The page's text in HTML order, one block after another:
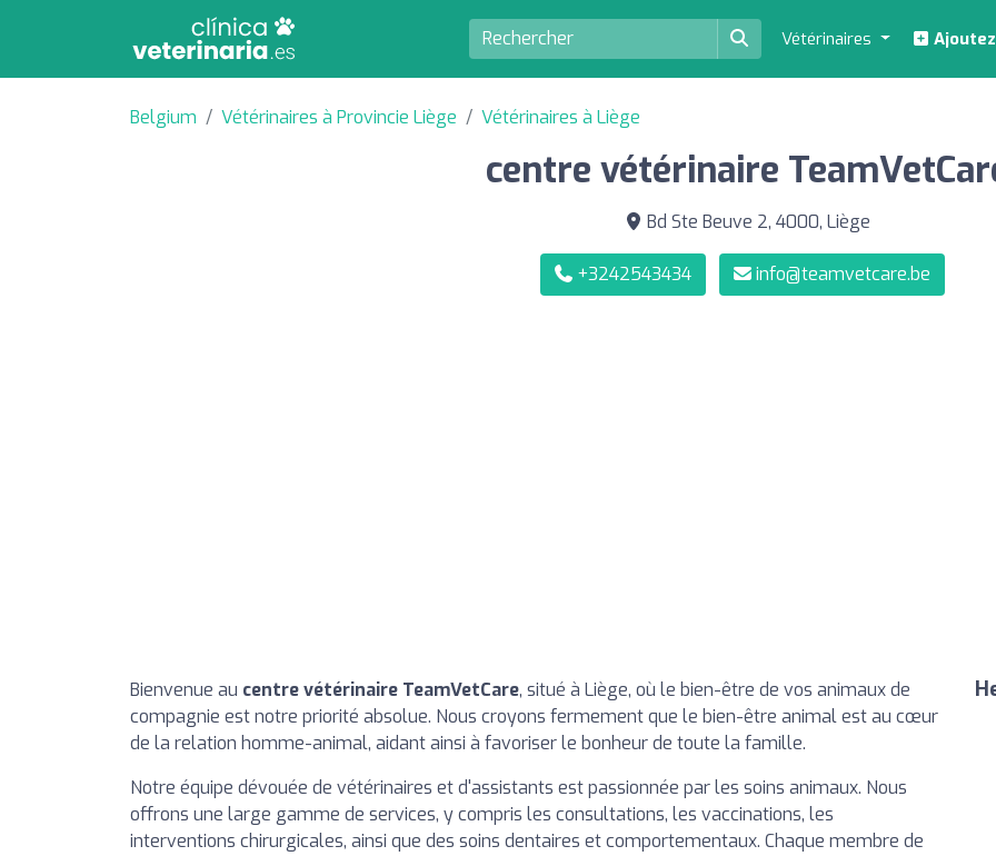
Vétérinaires
Belgium Vétérinaires à Provincie Liège Vétérinaires à Liège
centre vétérinaire
Bd Ste Beuve 2, 4000, Liège
+3242543434 info@teamvetcare.be
Bienvenue au centre vétérinaire TeamVetCare, situé à Liège, où le bien-être de vos animaux de
compagnie est notre priorité absolue. Nous croyons fermement que le bien-être animal est au cœur
de la relation homme-animal, aidant ainsi à favoriser le bonheur de toute la famille.
Notre équipe dévouée de vétérinaires et d'assistants est passionnée par les soins animaux. Nous
offrons une large gamme de services, y compris les consultations, les vaccinations, les
interventions chirurgicales, ainsi que des soins dentaires et comportementaux. Chaque membre de